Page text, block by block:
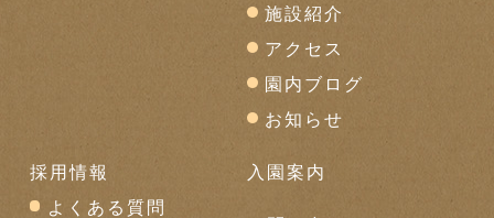
施設紹介
アクセス
園内ブログ
お知らせ
採用情報
よくある質問
入園案内